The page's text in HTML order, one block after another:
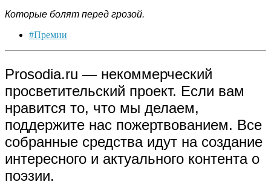
Которые болят перед грозой.
#Премии
Prosodia.ru — некоммерческий
просветительский проект. Если вам
нравится то, что мы делаем,
поддержите нас пожертвованием. Все
собранные средства идут на создание
интересного и актуального контента о
поэзии.